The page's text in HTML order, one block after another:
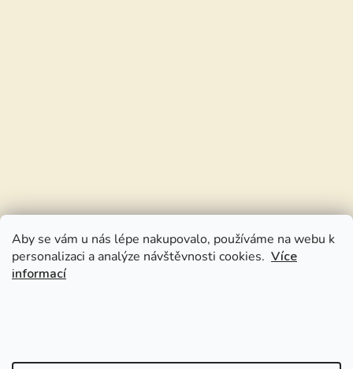
Aby se vám u nás lépe nakupovalo, používáme na webu k
personalizaci a analýze návštěvnosti cookies. Více
informací